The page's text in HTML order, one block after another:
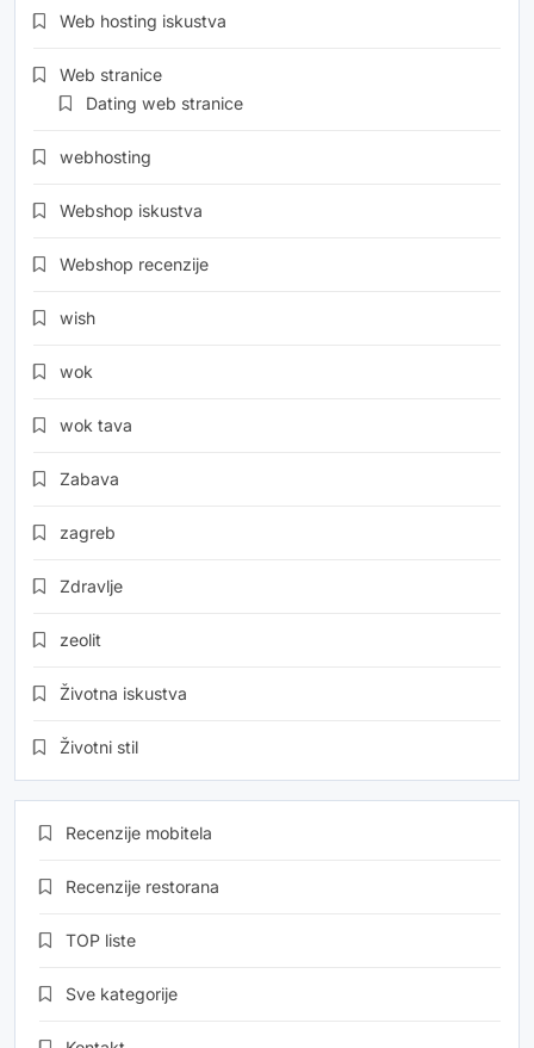
Web hosting iskustva
Web stranice
Dating web stranice
webhosting
Webshop iskustva
Webshop recenzije
wish
wok
wok tava
Zabava
zagreb
Zdravlje
zeolit
Životna iskustva
Životni stil
Recenzije mobitela
Recenzije restorana
TOP liste
Sve kategorije